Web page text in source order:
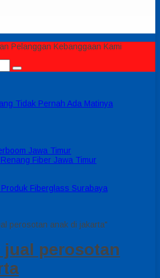
Pelanggan Kebanggaan Kami
Tidak Pernah Ada Matinya
Jawa Timur
Fiber Jawa Timur
Fiberglass Surabaya
perosotan anak di jakarta"
jual perosotan